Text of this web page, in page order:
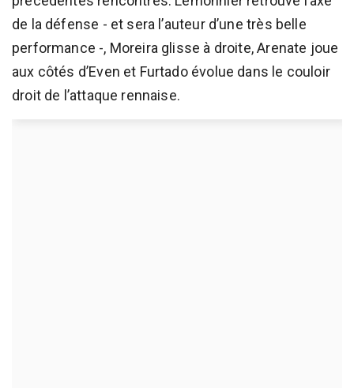
de la défense - et sera l’auteur d’une très belle
performance -, Moreira glisse à droite, Arenate joue
aux côtés d’Even et Furtado évolue dans le couloir
droit de l’attaque rennaise.